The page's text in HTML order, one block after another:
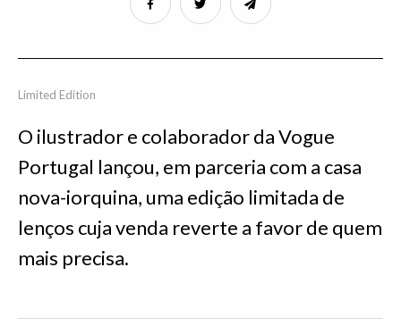
Limited Edition
O ilustrador e colaborador da Vogue
Portugal lançou, em parceria com a casa
nova-iorquina, uma edição limitada de
lenços cuja venda reverte a favor de quem
mais precisa.